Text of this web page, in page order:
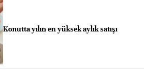
Konutta yılın en yüksek aylık satışı